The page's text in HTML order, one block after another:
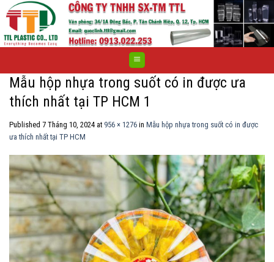
Skip
content
Mẫu hộp nhựa trong suốt có in được ưa
thích nhất tại TP HCM 1
Published 7 Tháng 10, 2024 at 956 × 1276 in Mẫu hộp nhựa trong suốt có in được
ưa thích nhất tại TP HCM